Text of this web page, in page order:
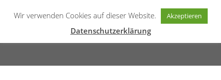
InhaltMYFLOW365 Menü
RESPONSIVE WEB DESIGN
Wir verwenden Cookies auf dieser Website. Akzeptieren
Datenschutzerklärung